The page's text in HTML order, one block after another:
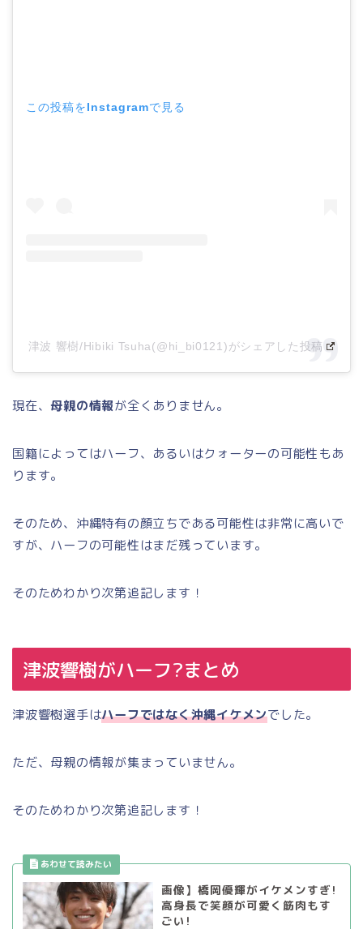
この投稿をInstagramで見る
津波 響樹/Hibiki Tsuha(@hi_bi0121)がシェアした投稿
現在、母親の情報が全くありません。
国籍によってはハーフ、あるいはクォーターの可能性もあ
ります。
そのため、沖縄特有の顔立ちである可能性は非常に高いで
すが、ハーフの可能性はまだ残っています。
そのためわかり次第追記します！
津波響樹がハーフ?まとめ
津波響樹選手はハーフではなく沖縄イケメンでした。
ただ、母親の情報が集まっていません。
そのためわかり次第追記します！
画像】橋岡優輝がイケメンすぎ!
高身長で笑顔が可愛く筋肉もす
ごい!